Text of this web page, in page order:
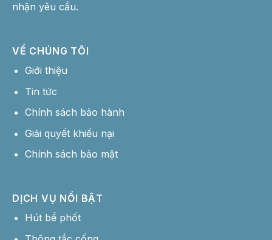
nhận yêu cầu.
VỀ CHÚNG TÔI
Giới thiệu
Tin tức
Chính sách bảo hành
Giải quyết khiếu nại
Chính sách bảo mật
DỊCH VỤ NỔI BẬT
Hút bể phốt